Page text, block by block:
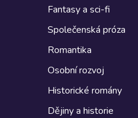
Fantasy a sci-fi
Společenská próza
Romantika
Osobní rozvoj
Historické romány
Dějiny a historie